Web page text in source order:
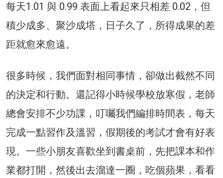
每天1.01 與 0.99 表面上看起來只相差 0.02，但
積少成多、聚沙成塔，日子久了，所得成果的差
距就愈來愈遠。
很多時候，我們面對相同事情，卻做出截然不同
的決定和行動。還記得小時候學校放寒假，老師
總會安排不少功課，叮囑我們編排時間表，每天
完成一點習作及溫習，假期後的考試才會有好表
現。一些小朋友喜歡坐到書桌前，先把課本和作
業都打開，然後出去溜達一圈，吃個蘋果，看看